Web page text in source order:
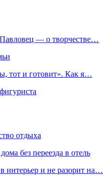
— о творчестве…
тот и готовит». Как я…
отдыха
без переезда в отель
интерьер и не разорит на…